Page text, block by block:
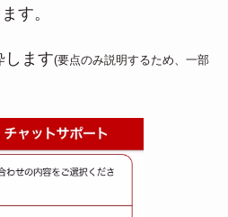
す。
します(要点のみ説明するため、一部